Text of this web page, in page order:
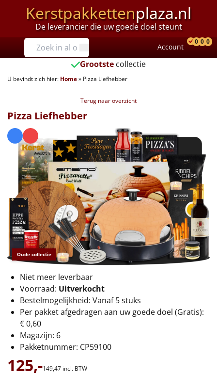
Kerstpakkettenplaza.nl
De leverancier die uw goede doel steunt
Prijzen
Tot €25
€25 tot €35
€40 tot €45
€45 tot €50
€50 tot €55
€55 tot €75
€75 tot €100
€100 en hoger
Alle kerstpakketten 2026
Thema
Origineel
Rituals
Luxe
Account
0 0 0
Grootste collectie
U bevindt zich hier: Home» Pizza Liefhebber
Terug naar overzicht
Oude collectie
Pizza Liefhebber
Niet meer leverbaar
Voorraad: Uitverkocht
Bestelmogelijkheid: Vanaf 5 stuks
Per pakket afgedragen aan uw goede doel (Gratis):
€ 0,60
Magazijn: 6
Pakketnummer: CP59100
125,-149,47 incl. BTW